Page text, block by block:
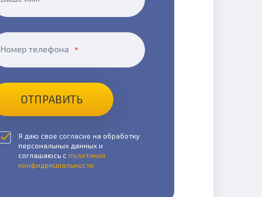
Номер телефона
ОТПРАВИТЬ
Я даю свое согласие на обработку
персональных данных и
соглашаюсь с политикой
конфиденциальности